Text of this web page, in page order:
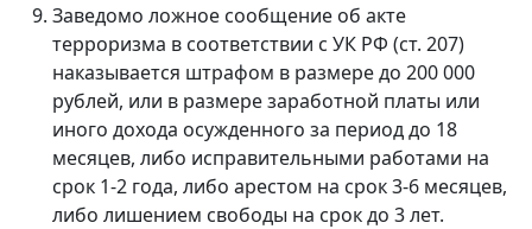
Заведомо ложное сообщение об акте
терроризма в соответствии с УК РФ (ст. 207)
наказывается штрафом в размере до 200 000
рублей, или в размере заработной платы или
иного дохода осужденного за период до 18
месяцев, либо исправительными работами на
срок 1-2 года, либо арестом на срок 3-6 месяцев,
либо лишением свободы на срок до 3 лет.